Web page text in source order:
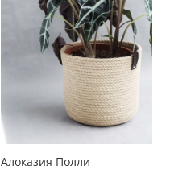
Алоказия Полли